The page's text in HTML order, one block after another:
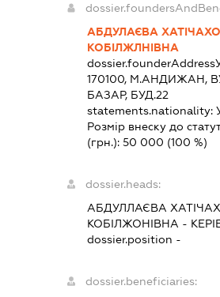
АБДУЛАЄВА
КОБІЛЖЛНІВНА
dossier.founderAddress
170100, М.АНДИЖАН,
БАЗАР, БУД.22
statements.nationality:
Розмір внеску до
(грн.): 50 000 (100 %)
dossier.heads:
АБДУЛЛАЄВА
КОБІЛЖОНІВНА -
dossier.position -
dossier.beneficiaries: